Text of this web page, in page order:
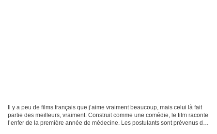
Il y a peu de films français que j’aime vraiment beaucoup, mais celui là fait
partie des meilleurs, vraiment. Construit comme une comédie, le film raconte
l’enfer de la première année de médecine. Les postulants sont prévenus dès